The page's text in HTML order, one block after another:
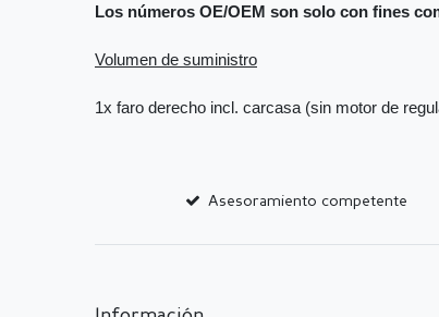
Los números OE/OEM son solo con fines
Volumen de suministro
1x faro derecho incl. carcasa (sin motor de
Asesoramiento competente